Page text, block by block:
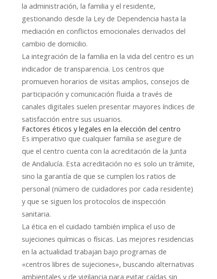
la administración, la familia y el residente,
gestionando desde la Ley de Dependencia hasta la
mediación en conflictos emocionales derivados del
cambio de domicilio.
La integración de la familia en la vida del centro es un
indicador de transparencia. Los centros que
promueven horarios de visitas amplios, consejos de
participación y comunicación fluida a través de
canales digitales suelen presentar mayores índices de
satisfacción entre sus usuarios.
Factores éticos y legales en la elección del centro
Es imperativo que cualquier familia se asegure de
que el centro cuenta con la acreditación de la Junta
de Andalucía. Esta acreditación no es solo un trámite,
sino la garantía de que se cumplen los ratios de
personal (número de cuidadores por cada residente)
y que se siguen los protocolos de inspección
sanitaria.
La ética en el cuidado también implica el uso de
sujeciones químicas o físicas. Las mejores residencias
en la actualidad trabajan bajo programas de
«centros libres de sujeciones», buscando alternativas
ambientales y de vigilancia para evitar caídas sin